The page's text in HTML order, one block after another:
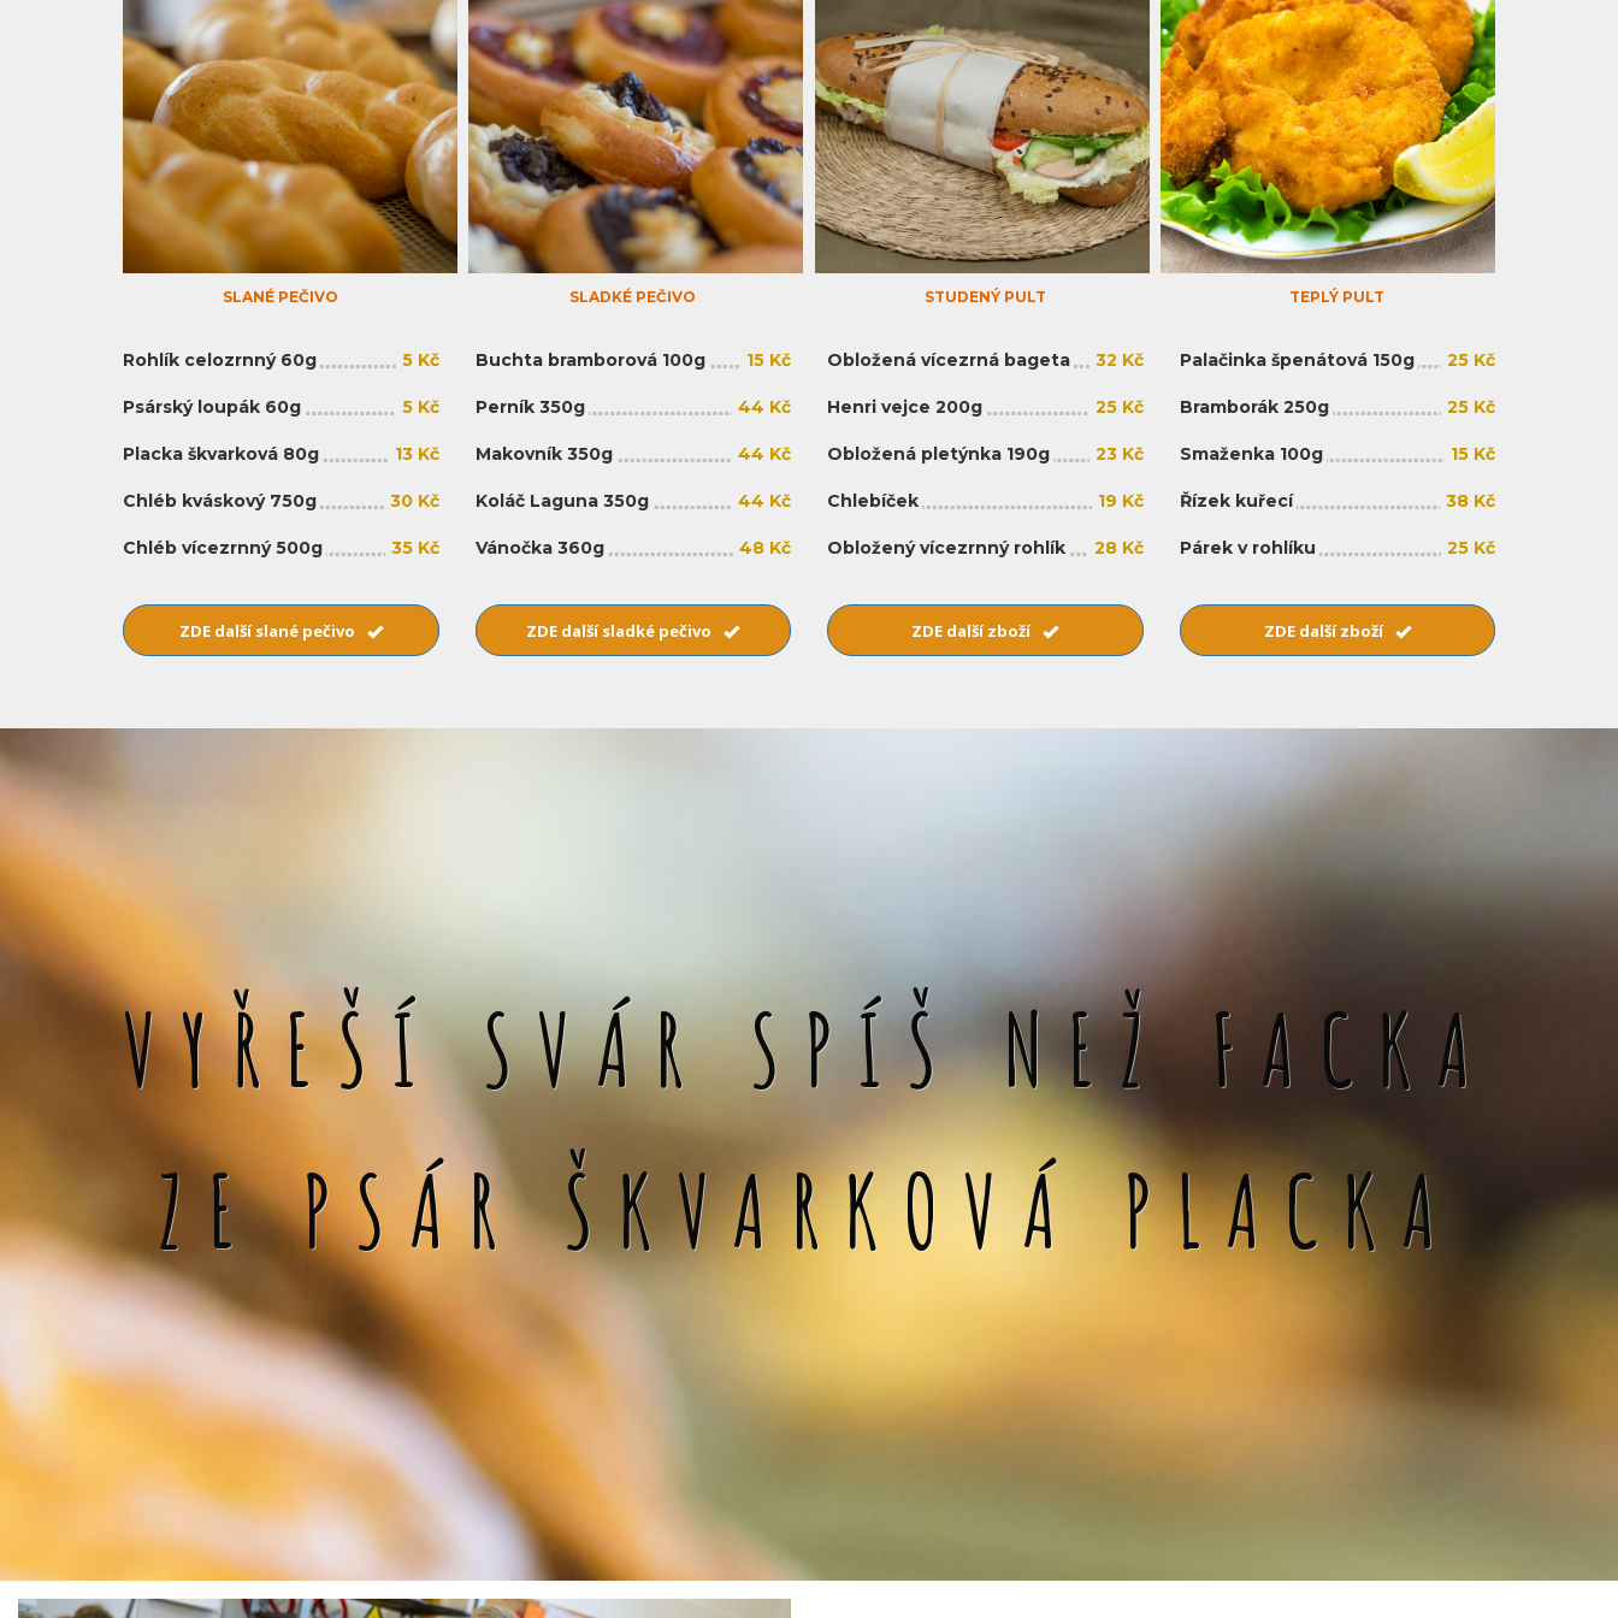
SLANÉ PEČIVO
Rohlík celozrnný 60g 5 Kč
Psárský loupák 60g 5 Kč
Placka škvarková 80g 13 Kč
Chléb kváskový 750g 30 Kč
Chléb vícezrnný 500g 35 Kč
ZDE další slané pečivo
SLADKÉ PEČIVO
Buchta bramborová 100g 15 Kč
Perník 350g 44 Kč
Makovník 350g 44 Kč
Koláč Laguna 350g 44 Kč
Vánočka 360g 48 Kč
ZDE další sladké pečivo
STUDENÝ PULT
Obložená vícezrná bageta 32 Kč
Henri vejce 200g 25 Kč
Obložená pletýnka 190g 23 Kč
Chlebíček 19 Kč
Obložený vícezrnný rohlík 28 Kč
ZDE další zboží
TEPLÝ PULT
Palačinka špenátová 150g 25 Kč
Bramborák 250g 25 Kč
Smaženka 100g 15 Kč
Řízek kuřecí 38 Kč
Párek v rohlíku 25 Kč
ZDE další zboží
VYŘEŠÍ SVÁR SPÍŠ NEŽ FACKA
ZE PSÁR ŠKVARKOVÁ PLACKA